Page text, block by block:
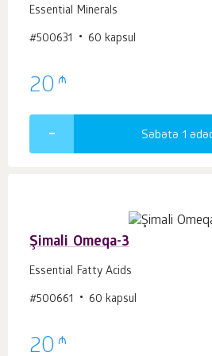
Essential Minerals
#500631 60 kapsul
20 ₼
Səbətə 1
Şimali Omeqa-3
Essential Fatty Acids
#500661 60 kapsul
20 ₼